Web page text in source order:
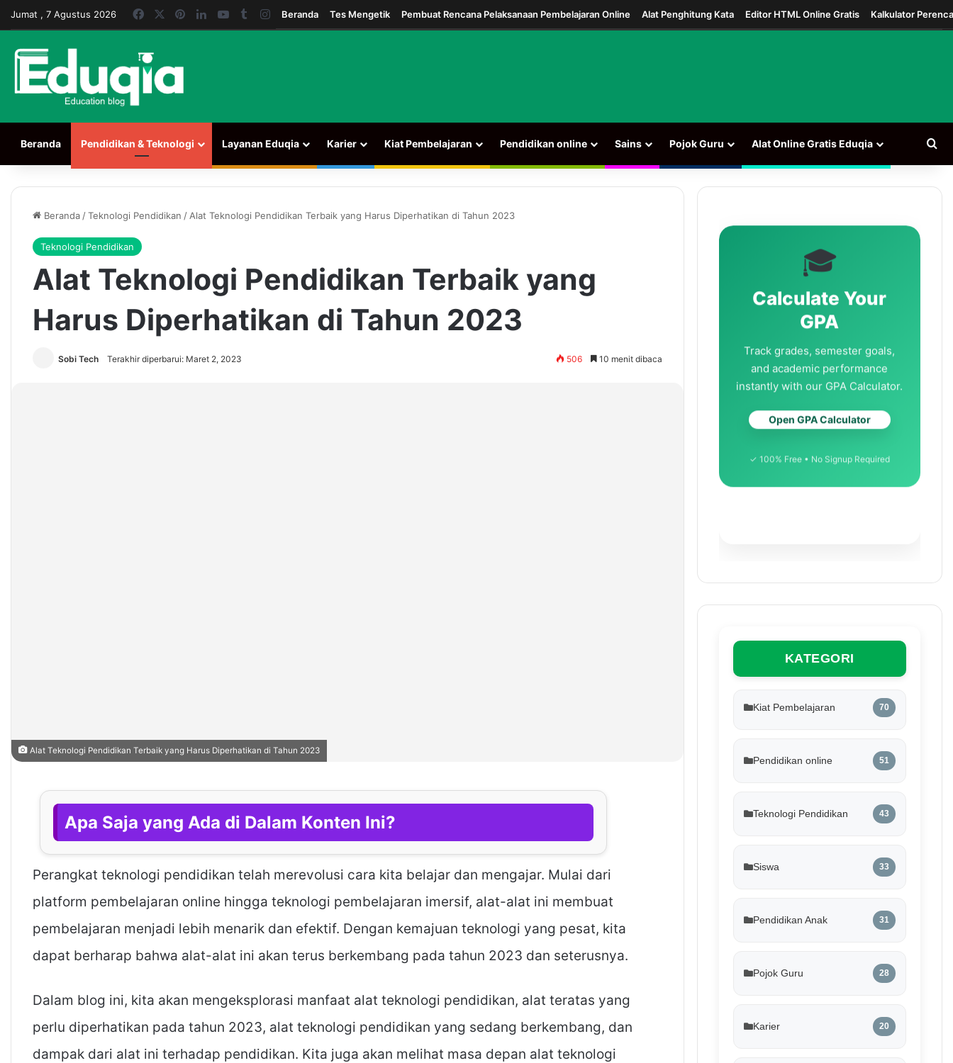
Jumat , 7 Agustus 2026 FacebookPinterest
LinkedInYouTubeTumblrInstagram
Beranda Tes Mengetik Pembuat Rencana Pelaksanaan Pembelajaran Online Alat Penghitung Kata Editor HTML Online Gratis Kalkulator
Beranda Pendidikan & Teknologi Layanan Eduqia Karier Kiat Pembelajaran Pendidikan online Sains Pojok Guru Alat Online Gratis Eduqia
Beranda /Teknologi Pendidikan / Alat Teknologi Pendidikan Terbaik yang Harus Diperhatikan di Tahun 2023
Teknologi Pendidikan
Alat Teknologi Pendidikan Terbaik yang
Harus Diperhatikan di Tahun 2023
Sobi Tech Terakhir diperbarui: Maret 2, 2023 506 10 menit dibaca
Alat Teknologi Pendidikan Terbaik yang Harus Diperhatikan di Tahun 2023
Apa Saja yang Ada di Dalam Konten Ini?
Perangkat teknologi pendidikan telah merevolusi cara kita belajar dan mengajar. Mulai dari
platform pembelajaran online hingga teknologi pembelajaran imersif, alat-alat ini membuat
pembelajaran menjadi lebih menarik dan efektif. Dengan kemajuan teknologi yang pesat, kita
dapat berharap bahwa alat-alat ini akan terus berkembang pada tahun 2023 dan seterusnya.
Dalam blog ini, kita akan mengeksplorasi manfaat alat teknologi pendidikan, alat teratas yang
perlu diperhatikan pada tahun 2023, alat teknologi pendidikan yang sedang berkembang, dan
dampak dari alat ini terhadap pendidikan. Kita juga akan melihat masa depan alat teknologi
🎓
Calculate Your
GPA
Track grades, semester goals,
and academic performance
instantly with our GPA Calculator.
Open GPA Calculator
✓ 100% Free • No Signup Required
KATEGORI
Kiat Pembelajaran 70
Pendidikan online 51
Teknologi Pendidikan 43
Siswa 33
Pendidikan Anak 31
Pojok Guru 28
Karier 20